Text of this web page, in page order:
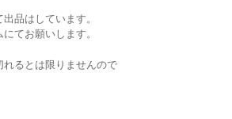
品はしています。
てお願いします。
るとは限りませんので